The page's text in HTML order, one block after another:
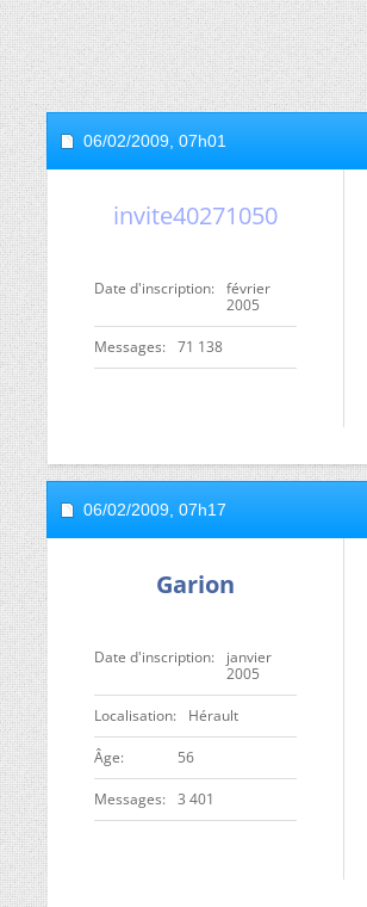
06/02/2009, 07h01
invite40271050
Date d'inscription
février
2005
Messages 71 138
06/02/2009, 07h17
Garion
Date d'inscription
janvier
2005
Localisation Hérault
ge 56
Messages 3 401